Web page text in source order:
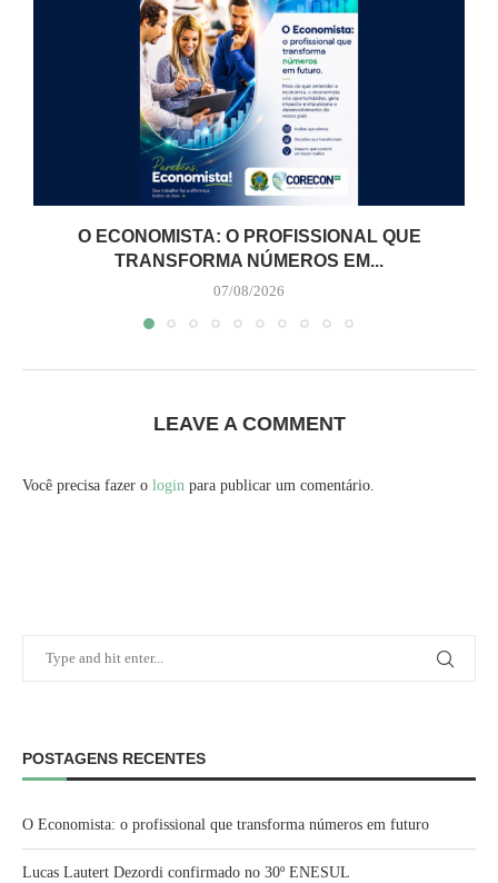
O ECONOMISTA: O PROFISSIONAL QUE
TRANSFORMA NÚMEROS EM...
07/08/2026
LEAVE A COMMENT
Você precisa fazer o login para publicar um comentário.
POSTAGENS RECENTES
O Economista: o profissional que transforma números em futuro
Lucas Lautert Dezordi confirmado no 30º ENESUL